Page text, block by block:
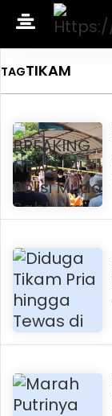
TAGTIKAM